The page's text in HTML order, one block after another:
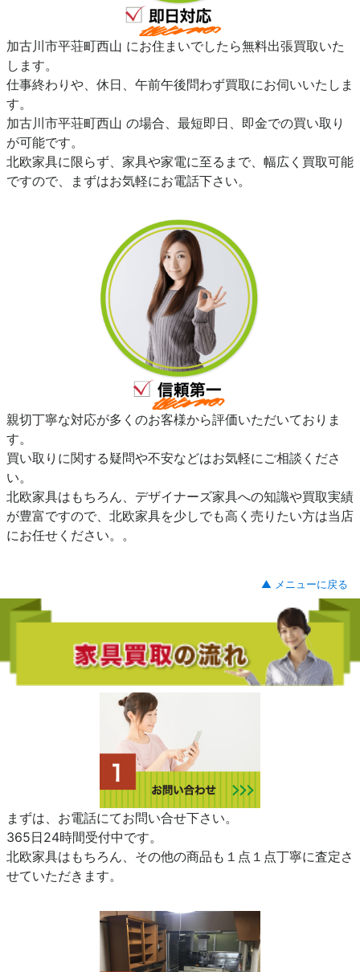
加古川市平荘町西山 にお住まいでしたら無料出張買取いた
します。
仕事終わりや、休日、午前午後問わず買取にお伺いいたしま
す。
加古川市平荘町西山 の場合、最短即日、即金での買い取り
が可能です。
北欧家具に限らず、家具や家電に至るまで、幅広く買取可能
ですので、まずはお気軽にお電話下さい。
親切丁寧な対応が多くのお客様から評価いただいておりま
す。
買い取りに関する疑問や不安などはお気軽にご相談くださ
い。
北欧家具はもちろん、デザイナーズ家具への知識や買取実績
が豊富ですので、北欧家具を少しでも高く売りたい方は当店
にお任せください。。
▲ メニューに戻る
まずは、お電話にてお問い合せ下さい。
365日24時間受付中です。
北欧家具はもちろん、その他の商品も１点１点丁寧に査定さ
せていただきます。